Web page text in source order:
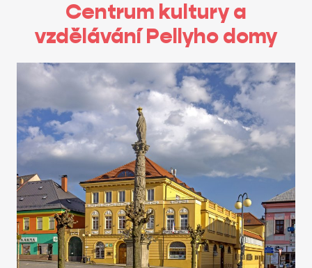
Centrum kultury a
vzdělávání Pellyho domy